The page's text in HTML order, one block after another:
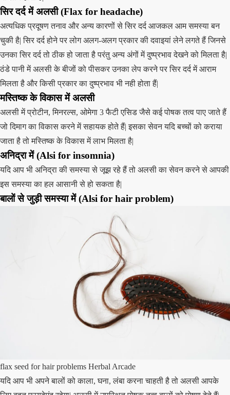
सिर दर्द में अलसी (Flax for headache)
अत्यधिक प्रदूषण तनाव और अन्य कारणों से सिर दर्द आजकल आम समस्या बन
चुकी है| सिर दर्द होने पर लोग अलग-अलग प्रकार की दवाइयां लेने लगते हैं जिनसे
उनका सिर दर्द तो ठीक हो जाता है परंतु अन्य अंगों में दुष्प्रभाव देखने को मिलता है|
ठंडे पानी में अलसी के बीजों को पीसकर उनका लेप करने पर सिर दर्द में आराम
मिलता है और किसी प्रकार का दुष्प्रभाव भी नही होता हैं|
मस्तिष्क के विकास में अलसी
अलसी में प्रोटीन, मिनरल्स, ओमेगा 3 फैटी एसिड जैसे कई पोषक तत्व पाए जाते हैं
जो दिमाग का विकास करने में सहायक होते हैं| इसका सेवन यदि बच्चों को कराया
जाता है तो मस्तिष्क के विकास में लाभ मिलता है|
अनिद्रा में (Alsi for insomnia)
यदि आप भी अनिद्रा की समस्या से जूझ रहे हैं तो अलसी का सेवन करने से आपकी
इस समस्या का हल आसानी से हो सकता है|
बालों से जुड़ी समस्या में (Alsi for hair problem)
flax seed for hair problems Herbal Arcade
यदि आप भी अपने बालों को काला, घना, लंबा करना चाहती है तो अलसी आपके